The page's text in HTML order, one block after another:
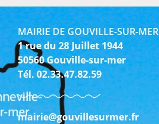
MAIRIE DE GOUVILLE-SUR-MER
1 rue du 28 Juillet 1944
50560 Gouville-sur-mer
Tél. 02.33.47.82.59
mairie@gouvillesurmer.fr